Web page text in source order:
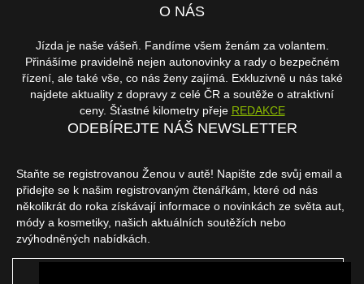
O NÁS
Jízda je naše vášeň. Fandíme všem ženám za volantem.
Přinášíme pravidelně nejen autonovinky a rady o bezpečném
řízení, ale také vše, co nás ženy zajímá. Exkluzivně u nás také
najdete aktuality z dopravy z celé ČR a soutěže o atraktivní
ceny. Šťastné kilometry přeje REDAKCE
ODEBÍREJTE NÁŠ NEWSLETTER
Staňte se registrovanou Ženou v autě! Napište zde svůj email a
přidejte se k našim registrovaným čtenářkám, které od nás
několikrát do roka získávají informace o novinkách ze světa aut,
módy a kosmetiky, našich aktuálních soutěžích nebo
zvýhodněných nabídkách.